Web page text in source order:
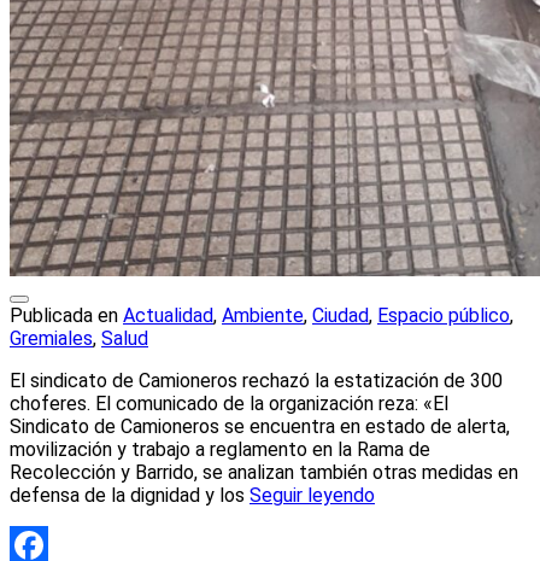
Publicada en Actualidad, Ambiente, Ciudad, Espacio público,
Gremiales, Salud
El sindicato de Camioneros rechazó la estatización de 300
choferes. El comunicado de la organización reza: «El
Sindicato de Camioneros se encuentra en estado de alerta,
movilización y trabajo a reglamento en la Rama de
Recolección y Barrido, se analizan también otras medidas en
defensa de la dignidad y los Seguir leyendo